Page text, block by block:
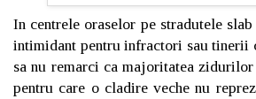
In centrele oraselor pe stradutele
intimidant pentru infractori sau
sa nu remarci ca majoritatea
pentru care o cladire veche nu